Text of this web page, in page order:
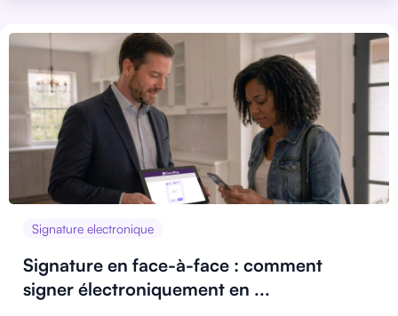
Signature electronique
Signature en face-à-face : comment
signer électroniquement en ...